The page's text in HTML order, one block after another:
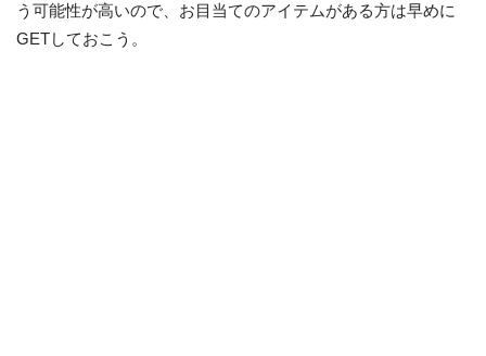
う可能性が高いので、お目当てのアイテムがある方は早めに
GETしておこう。